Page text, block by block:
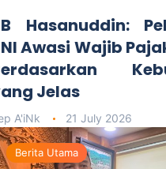
Hasanuddin:
Awasi Wajib
Jelas
A'iNk 21 July 2026
Berita Utama